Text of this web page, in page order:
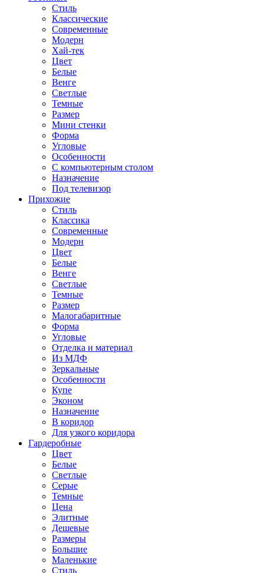
Стиль
Классические
Современные
Модерн
Хай-тек
Цвет
Белые
Венге
Светлые
Темные
Размер
Мини стенки
Форма
Угловые
Особенности
С компьютерным столом
Назначение
Под телевизор
Прихожие
Стиль
Классика
Современные
Модерн
Цвет
Белые
Венге
Светлые
Темные
Размер
Малогабаритные
Форма
Угловые
Отделка и материал
Из МДФ
Зеркальные
Особенности
Купе
Эконом
Назначение
В коридор
Для узкого коридора
Гардеробные
Цвет
Белые
Светлые
Серые
Темные
Цена
Элитные
Дешевые
Размеры
Большие
Маленькие
Стиль